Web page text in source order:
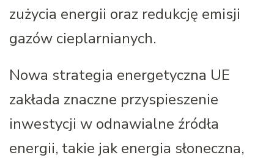
zużycia energii oraz redukcję emisji
gazów cieplarnianych.
Nowa strategia energetyczna UE
zakłada znaczne przyspieszenie
inwestycji w odnawialne źródła
energii, takie jak energia słoneczna,